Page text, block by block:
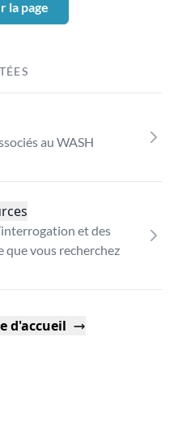
la page
au WASH
et des
vous recherchez
d'accueil